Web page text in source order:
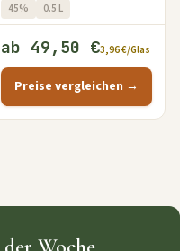
45% 0.5 L
ab 49,50 €3,96 €/Glas
Preise vergleichen →